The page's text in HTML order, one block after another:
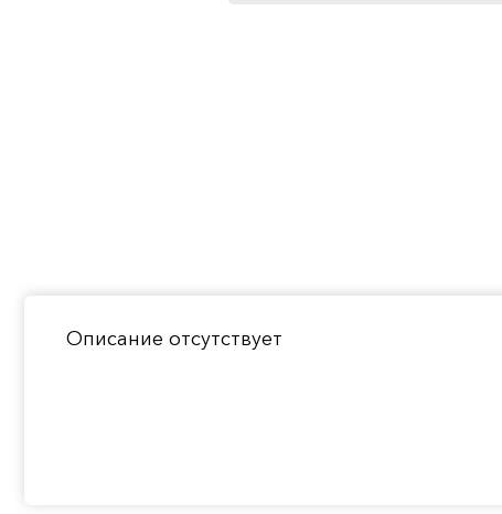
Описание отсутствует